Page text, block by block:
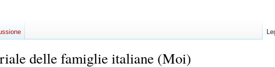
delle famiglie italiane (Moi)